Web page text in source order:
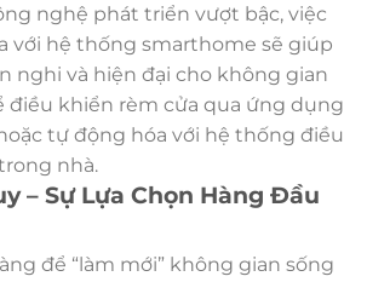
nghệ phát triển vượt bậc, việc
với hệ thống smarthome sẽ giúp
nghi và hiện đại cho không gian
điều khiển rèm cửa qua ứng dụng
tự động hóa với hệ thống điều
nhà.
– Sự Lựa Chọn Hàng Đầu
để “làm mới” không gian sống